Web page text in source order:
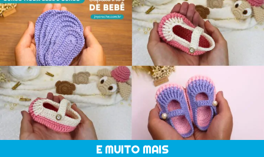
E MUITO MAIS